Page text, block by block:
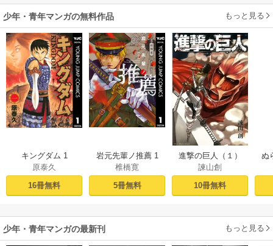
少年・青年マンガの無料作品 もっと見る
キングダム 1
原泰久
16冊無料
岩元先輩ノ推薦 1
椎橋寛
5冊無料
進撃の巨人（１）
諫山創
10冊無料
ぬ
少年・青年マンガの最新刊 もっと見る